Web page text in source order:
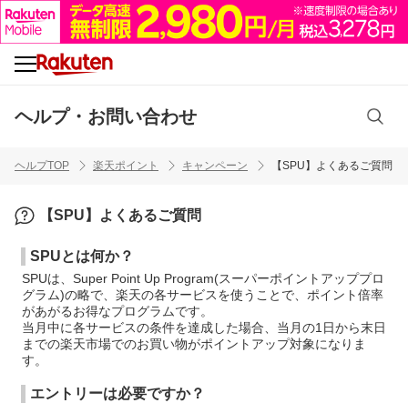
ヘルプ・お問い合わせ
ヘルプTOP 楽天ポイント キャンペーン 【SPU】よくあるご質問
【SPU】よくあるご質問
SPUとは何か？
SPUは、Super Point Up Program(スーパーポイントアッププロ
グラム)の略で、楽天の各サービスを使うことで、ポイント倍率
があがるお得なプログラムです。
当月中に各サービスの条件を達成した場合、当月の1日から末日
までの楽天市場でのお買い物がポイントアップ対象になりま
す。
エントリーは必要ですか？